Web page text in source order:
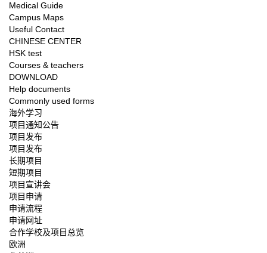
Medical Guide
Campus Maps
Useful Contact
CHINESE CENTER
HSK test
Courses & teachers
DOWNLOAD
Help documents
Commonly used forms
海外学习
项目通知公告
项目发布
项目发布
长期项目
短期项目
项目宣讲会
项目申请
申请流程
申请网址
合作学校及项目总览
欧洲